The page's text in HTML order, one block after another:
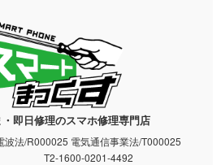
即日修理のスマホ修理専門店
波法/R000025 電気通信事業法/T000025
T2-1600-0201-4492